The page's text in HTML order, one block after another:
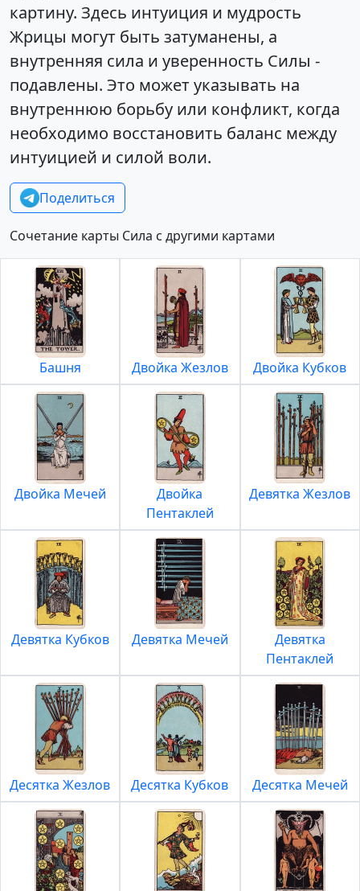
картину. Здесь интуиция и мудрость
Жрицы могут быть затуманены, а
внутренняя сила и уверенность Силы -
подавлены. Это может указывать на
внутреннюю борьбу или конфликт, когда
необходимо восстановить баланс между
интуицией и силой воли.
Поделиться
Сочетание карты Сила с другими картами
Башня Двойка Жезлов Двойка Кубков
Двойка Мечей
Двойка
Пентаклей
Девятка Жезлов
Девятка Кубков Девятка Мечей
Девятка
Пентаклей
Десятка Жезлов Десятка Кубков Десятка Мечей